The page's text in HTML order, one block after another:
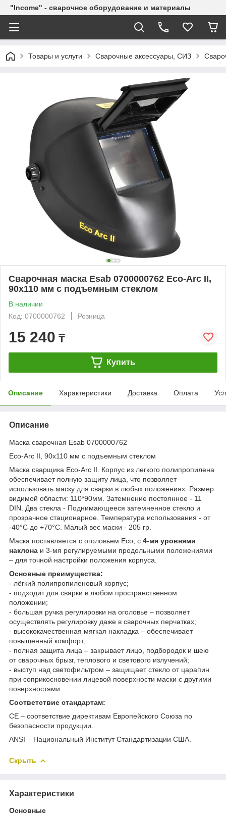
"Income" - сварочное оборудование и материалы
Товары и услуги Сварочные аксессуары, СИЗ
Сварочная маска Esab 0700000762 Eco-Arc II,
90x110 мм с подъемным стеклом
В наличии
Код: 0700000762
Розница
15 240 ₸
Купить
Описание Характеристики Доставка Оплата
Описание
Маска сварочная Esab 0700000762
Eco-Arc II, 90x110 мм с подъемным стеклом
Маска сварщика Eco-Arc II. Корпус из легкого полипропилена
обеспечивает полную защиту лица, что позволяет
использовать маску для сварки в любых положениях. Размер
видимой области: 110*90мм. Затемнение постоянное - 11
DIN. Два стекла - Поднимающееся затемненное стекло и
прозрачное стационарное. Температура использования - от
-40°C до +70°C. Малый вес маски - 205 гр.
Маска поставляется с оголовьем Eco, с 4-мя уровнями
наклона и 3-мя регулируемыми продольными положениями
– для точной настройки положения корпуса.
Основные преимущества:
- лёгкий полипропиленовый корпус;
- подходит для сварки в любом пространственном
положении;
- большая ручка регулировки на оголовье – позволяет
осуществлять регулировку даже в сварочных перчатках;
- высококачественная мягкая накладка – обеспечивает
повышенный комфорт;
- полная защита лица – закрывает лицо, подбородок и шею
от сварочных брызг, теплового и светового излучений;
- выступ над светофильтром – защищает стекло от царапин
при соприкосновении лицевой поверхности маски с другими
поверхностями.
Соответствие стандартам:
СЕ – соответствие директивам Европейского Союза по
безопасности продукции.
ANSI – Национальный Институт Стандартизации США.
Скрыть
Характеристики
Основные